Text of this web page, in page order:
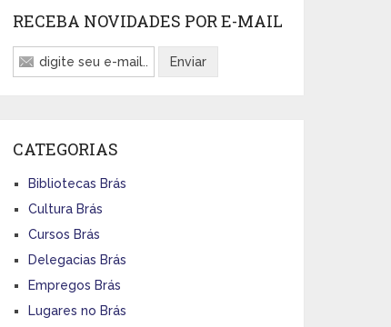
RECEBA NOVIDADES POR E-MAIL
CATEGORIAS
Bibliotecas Brás
Cultura Brás
Cursos Brás
Delegacias Brás
Empregos Brás
Lugares no Brás